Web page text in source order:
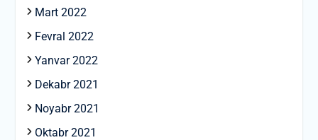
Mart 2022
Fevral 2022
Yanvar 2022
Dekabr 2021
Noyabr 2021
Oktabr 2021